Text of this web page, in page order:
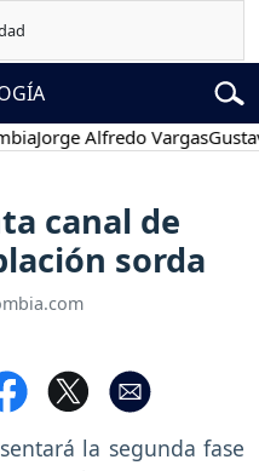
Alfredo VargasGustavo
canal de
sorda